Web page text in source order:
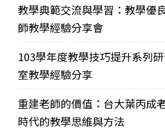
教學典範交流與學習：教學優
師教學經驗分享會
103學年度教學技巧提升系列
室教學經驗分享
重建老師的價值：台大葉丙成
時代的教學思維與方法